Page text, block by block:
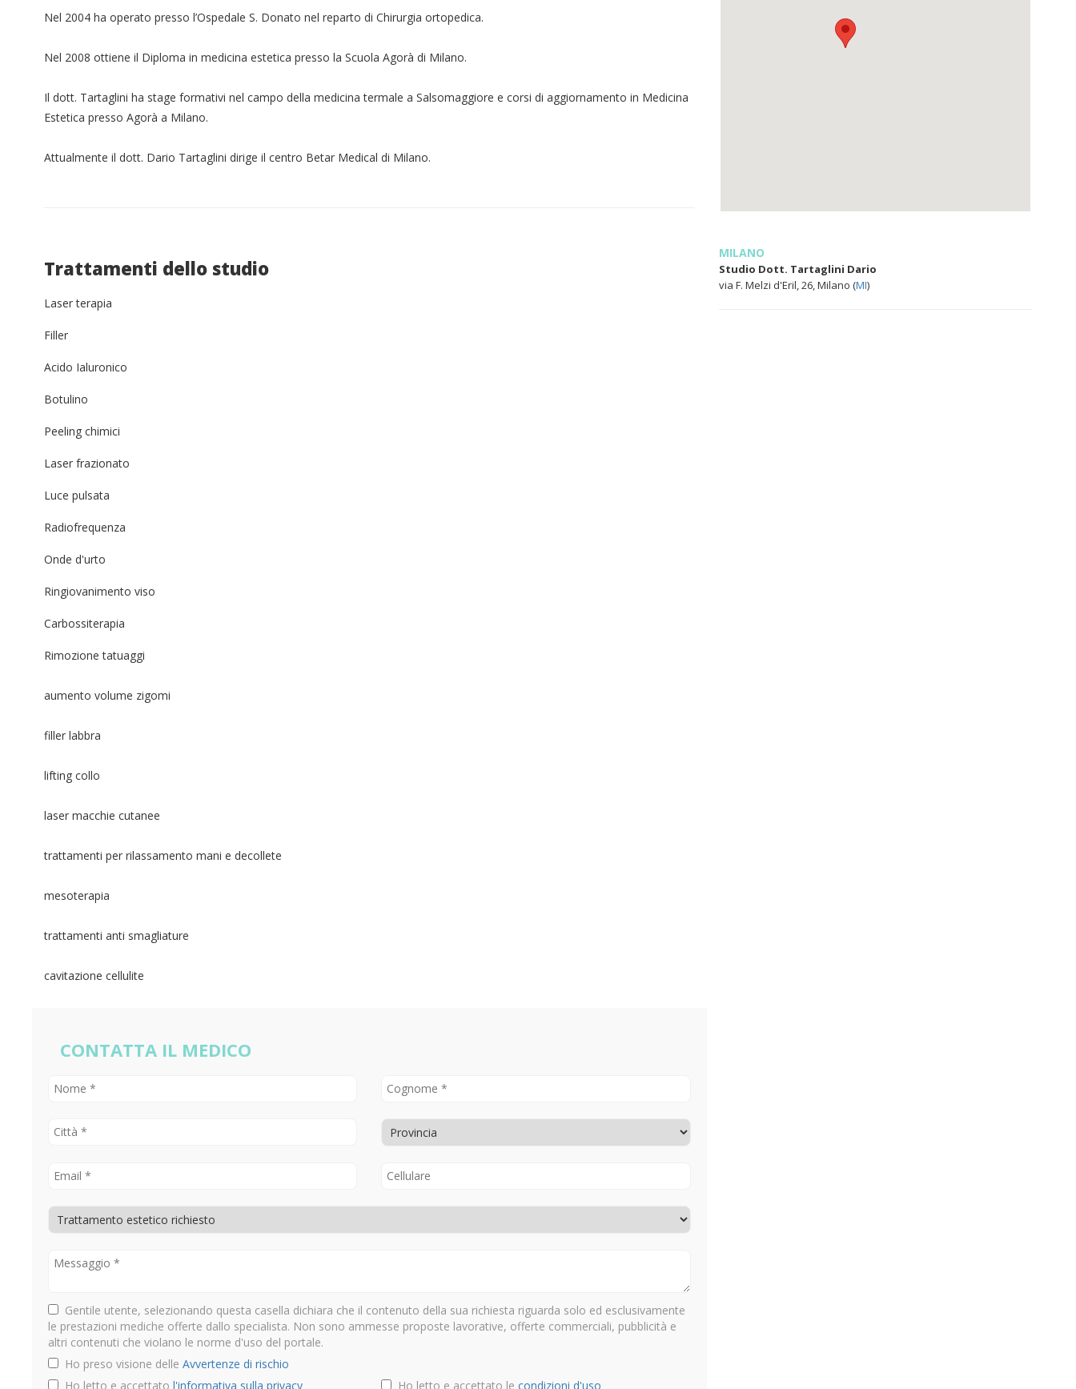
Nel 2004 ha operato presso l’Ospedale S. Donato nel reparto di Chirurgia ortopedica.
Nel 2008 ottiene il Diploma in medicina estetica presso la Scuola Agorà di Milano.
Il dott. Tartaglini ha stage formativi nel campo della medicina termale a Salsomaggiore e corsi di aggiornamento in Medicina
Estetica presso Agorà a Milano.
Attualmente il dott. Dario Tartaglini dirige il centro Betar Medical di Milano.
Trattamenti dello studio
Laser terapia
Filler
Acido Ialuronico
Botulino
Peeling chimici
Laser frazionato
Luce pulsata
Radiofrequenza
Onde d'urto
Ringiovanimento viso
Carbossiterapia
Rimozione tatuaggi
aumento volume zigomi
filler labbra
lifting collo
laser macchie cutanee
trattamenti per rilassamento mani e decollete
mesoterapia
trattamenti anti smagliature
cavitazione cellulite
CONTATTA IL MEDICO
Gentile utente, selezionando questa casella dichiara che il contenuto della sua richiesta riguarda solo ed esclusivamente
le prestazioni mediche offerte dallo specialista. Non sono ammesse proposte lavorative, offerte commerciali, pubblicità e
altri contenuti che violano le norme d'uso del portale.
Ho preso visione delle Avvertenze di rischio
Ho letto e accettato l'informativa sulla privacy Ho letto e accettato lecondizioni d'uso
MILANO
Studio Dott. Tartaglini Dario
via F. Melzi d'Eril, 26, Milano (MI)